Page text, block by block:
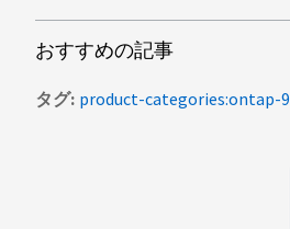
おすすめの記事
タグ product-categories:ontap-9